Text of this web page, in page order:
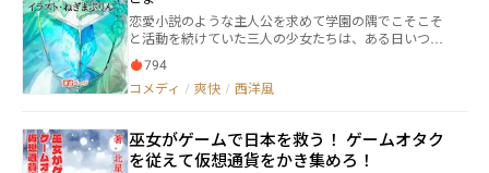
恋愛小説のような主人公を求めて学園の隅でこそこそ
と活動を続けていた三人の少女たちは、ある日いつも
のように学園内でヒロインを求めてさ迷っていると、
タイミングよくヒロインっぽい女の子がこの国の王子
に突っ掛かっているのをテンション高く見守っていた
性が助けてくれて── この話は少々オタクっぽい三人
の女の子たちの恋愛のお話しです。
794
コメディ / 爽快 / 西洋風
巫女がゲームで日本を救う！ ゲームオタク
を従えて仮想通貨をかき集めろ！